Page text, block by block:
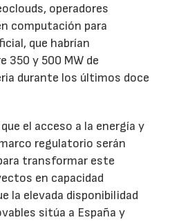
operadores
computación para
que habrían
350 y 500 MW de
durante los últimos doce
el acceso a la energía y
regulatorio serán
transformar este
en capacidad
la elevada disponibilidad
sitúa a España y